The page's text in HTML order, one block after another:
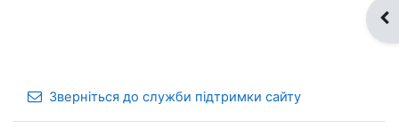
Зверніться до служби підтримки сайту